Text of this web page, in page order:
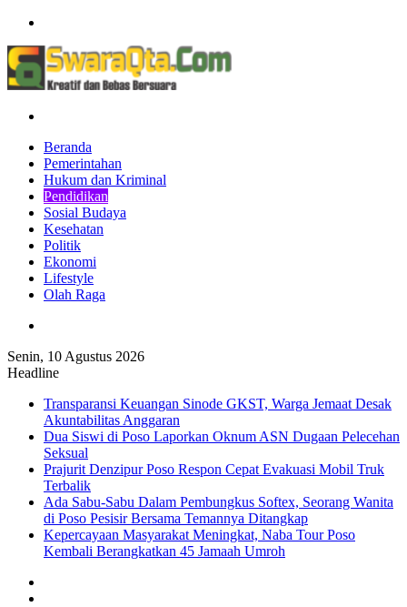
Beranda
Pemerintahan
Hukum dan Kriminal
Pendidikan
Sosial Budaya
Kesehatan
Politik
Ekonomi
Lifestyle
Olah Raga
Senin, 10 Agustus 2026
Headline
Transparansi Keuangan Sinode GKST, Warga Jemaat Desak
Akuntabilitas Anggaran
Dua Siswi di Poso Laporkan Oknum ASN Dugaan Pelecehan
Seksual
Prajurit Denzipur Poso Respon Cepat Evakuasi Mobil Truk
Terbalik
Ada Sabu-Sabu Dalam Pembungkus Softex, Seorang Wanita
di Poso Pesisir Bersama Temannya Ditangkap
Kepercayaan Masyarakat Meningkat, Naba Tour Poso
Kembali Berangkatkan 45 Jamaah Umroh